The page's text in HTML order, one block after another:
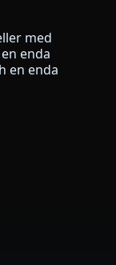
med
enda
en enda